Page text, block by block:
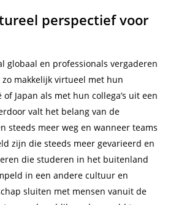
perspectief voor
globaal en professionals vergaderen
makkelijk virtueel met hun
of Japan als met hun collega’s uit een
valt het belang van de
steeds meer weg en wanneer teams
zijn die steeds meer gevarieerd en
die studeren in het buitenland
in een andere cultuur en
sluiten met mensen vanuit de